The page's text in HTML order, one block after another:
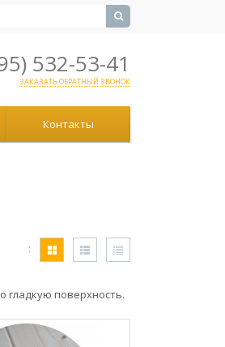
532-53-41
ЗАКАЗАТЬ ОБРАТНЫЙ ЗВОНОК
Контакты
:
гладкую поверхность.